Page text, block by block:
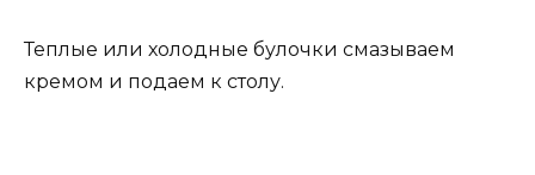
Теплые или холодные булочки смазываем
кремом и подаем к столу.